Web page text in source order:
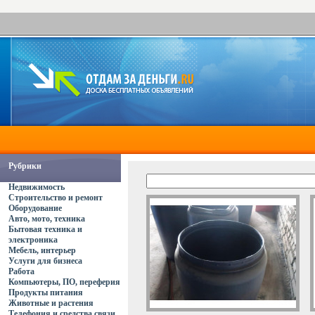
Рубрики
Недвижимость
Строительство и ремонт
Оборудование
Авто, мото, техника
Бытовая техника и
электроника
Мебель, интерьер
Услуги для бизнеса
Работа
Компьютеры, ПО, переферия
Продукты питания
Животные и растения